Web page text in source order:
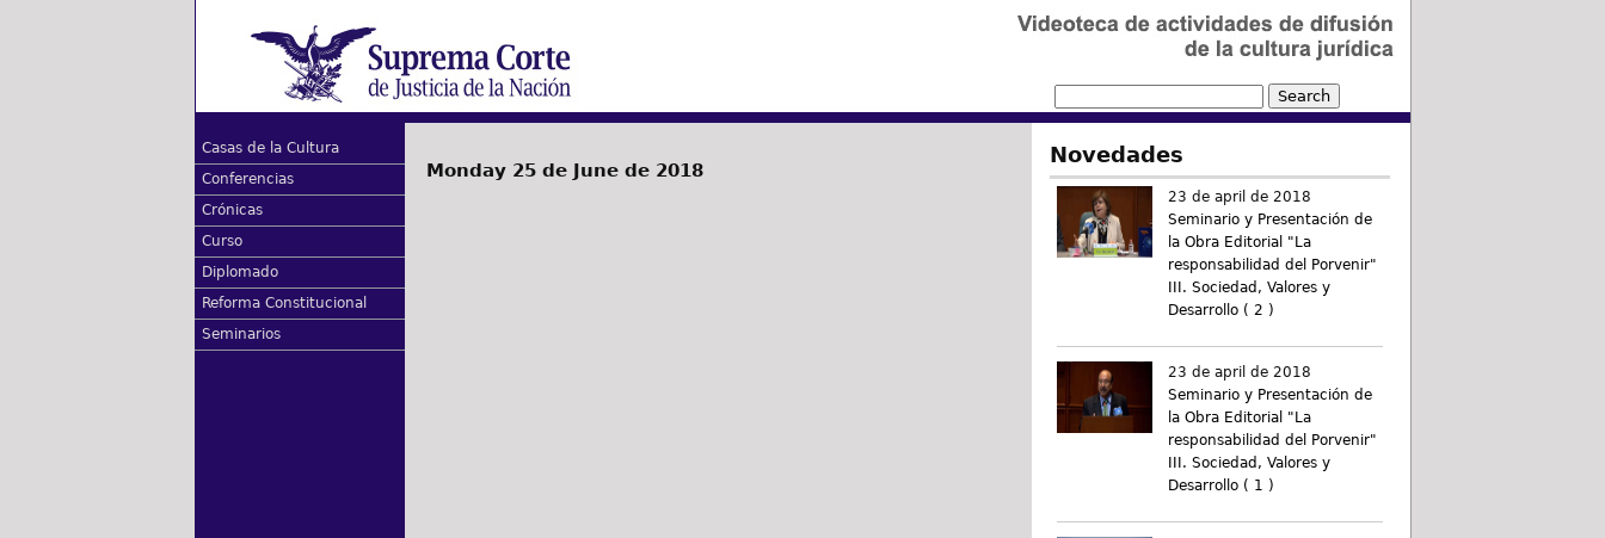
Casas de la Cultura
Conferencias
Crónicas
Curso
Diplomado
Reforma Constitucional
Seminarios
Monday 25 de June de 2018
Novedades
23 de april de 2018
Seminario y Presentación de
la Obra Editorial "La
responsabilidad del Porvenir"
III. Sociedad, Valores y
Desarrollo ( 2 )
23 de april de 2018
Seminario y Presentación de
la Obra Editorial "La
responsabilidad del Porvenir"
III. Sociedad, Valores y
Desarrollo ( 1 )